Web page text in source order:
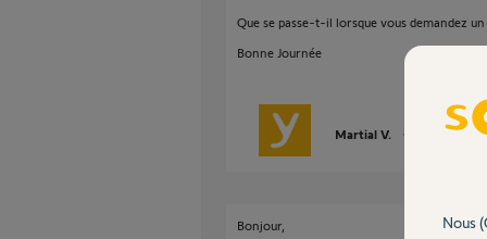
Que se passe-t-il lorsque vous demandez
Bonne Journée
Martial V. il y a plus de
Bonjour,
Nous